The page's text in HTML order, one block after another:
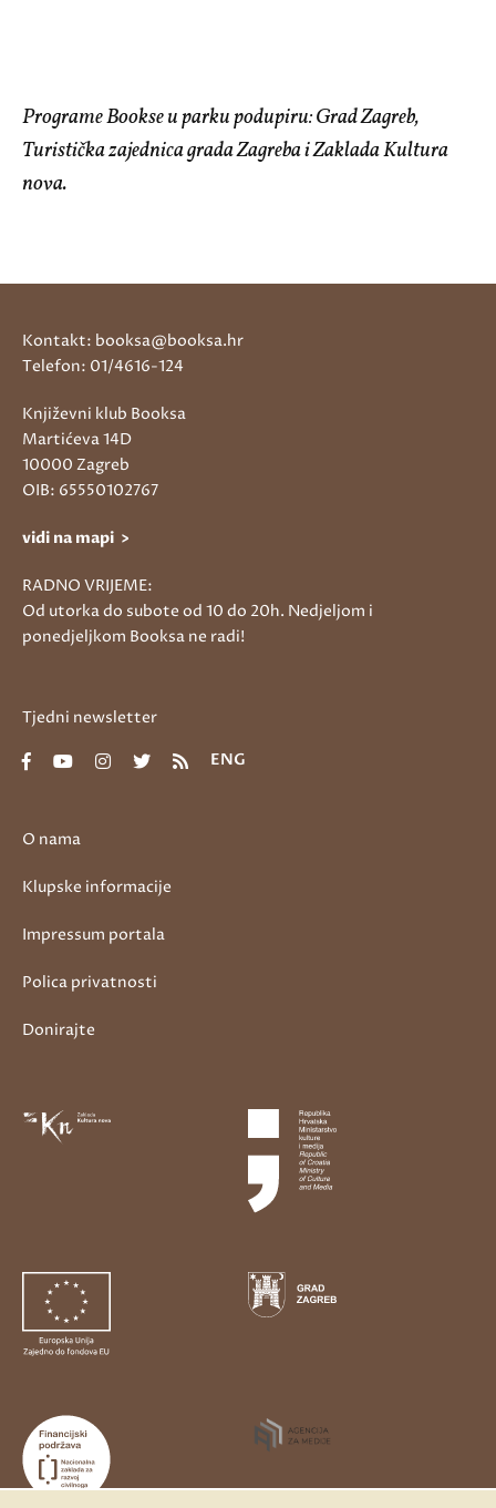
Programe Bookse u parku podupiru: Grad Zagreb,
Turistička zajednica grada Zagreba i Zaklada Kultura
nova.
O nama
Klupske informacije
Impressum portala
Polica privatnosti
Donirajte
Kontakt: booksa@booksa.hr
Telefon: 01/4616-124
Književni klub Booksa
Martićeva 14D
10000 Zagreb
OIB: 65550102767
vidi na mapi >
RADNO VRIJEME:
Od utorka do subote od 10 do 20h. Nedjeljom i
ponedjeljkom Booksa ne radi!
Tjedni newsletter
ENG